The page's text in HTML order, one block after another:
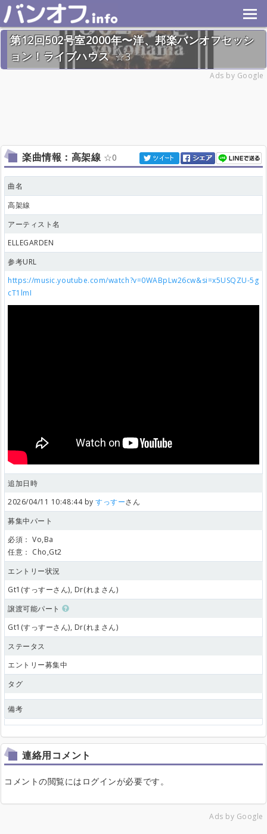
第12回502号室2000年〜洋、邦楽バンオフセッシ
ョン！ライブハウス
3
Ads by Google
楽曲情報：高架線 0
曲名
高架線
アーティスト名
ELLEGARDEN
参考URL
https://music.youtube.com/watch?v=0WABpLw26cw&si=x5USQZU-5g
cT1lmI
追加日時
2026/04/11 10:48:44 byすっすーさん
募集中パート
必須： Vo,Ba
任意： Cho,Gt2
エントリー状況
Gt1(すっすーさん), Dr(れまさん)
譲渡可能パート
Gt1(すっすーさん), Dr(れまさん)
ステータス
エントリー募集中
タグ
備考
連絡用コメント
コメントの閲覧にはログインが必要です。
Ads by Google